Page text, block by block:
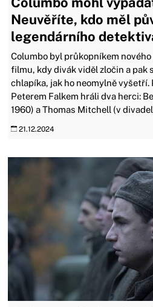
Neuvěříte, kdo měl
legendárního
Columbo byl průkopníkem
filmu, kdy divák viděl zločin a pak
chlapíka, jak ho neomylně vyšetří.
Peterem Falkem hráli dva herci:
1960) a Thomas Mitchell (v
21.12.2024